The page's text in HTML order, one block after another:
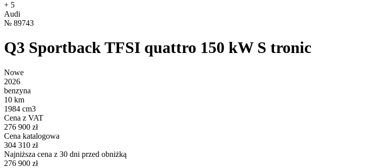
+ 5
Audi
№ 89743
Q3 Sportback TFSI quattro 150 kW S tronic
Nowe
2026
benzyna
10 km
1984 cm3
Cena z VAT
276 900 zł
Cena katalogowa
304 310 zł
Najniższa cena z 30 dni przed obniżką
276 900 zł